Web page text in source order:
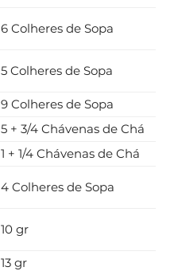
6 Colheres de Sopa
5 Colheres de Sopa
9 Colheres de Sopa
5 + 3/4 Chávenas de Chá
1 + 1/4 Chávenas de Chá
4 Colheres de Sopa
10 gr
13 gr